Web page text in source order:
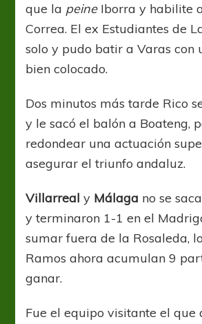
que la peineIborra y habilite
Correa. El ex Estudiantes de
solo y pudo batir a Varas con
bien colocado.
Dos minutos más tarde Rico
y le sacó el balón a Boateng,
redondear una actuación
asegurar el triunfo andaluz.
Villarreal y Málaga no se
y terminaron 1-1 en el
sumar fuera de la Rosaleda,
Ramos ahora acumulan 9
ganar.
Fue el equipo visitante el que